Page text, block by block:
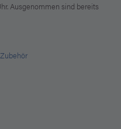
Ausgenommen sind bereits